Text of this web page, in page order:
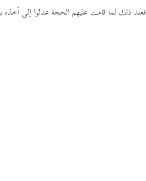
فعند ذلك لما قامت عليهم الحجة عدلوا إلى أخذه